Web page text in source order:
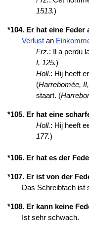
1513.)
*104. Er hat eine Feder
Verlustan
Frz.: Il a perdu
I, 125.)
Holl.: Hij heeft
(Harrebomée,
staart. (
*105. Er hat eine
Holl.: Hij heeft
177.)
*106. Er hat es der
*107. Er ist von der
Das Schreibfach ist
*108. Er kann keine
Ist sehr schwach.